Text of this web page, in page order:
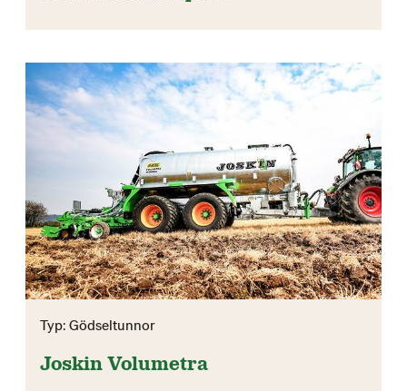
Typ: Gödseltunnor
Joskin Volumetra